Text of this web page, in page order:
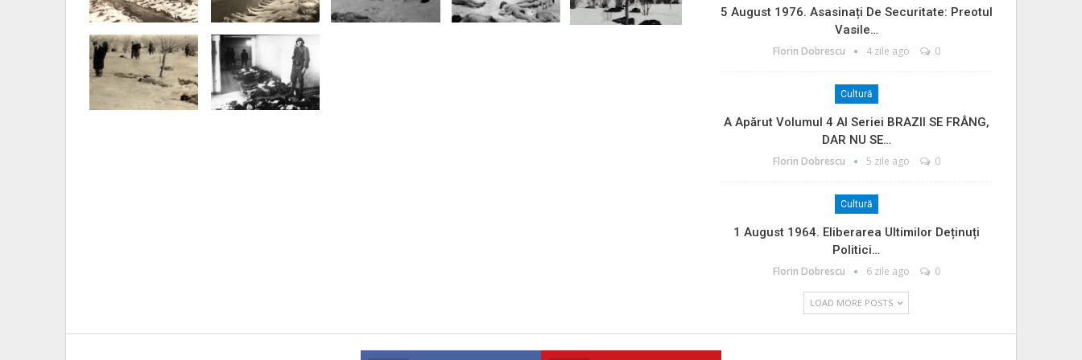
5 August 1976. Asasinați De Securitate: Preotul
Vasile…
Florin Dobrescu 4 zile ago 0
Cultură
A Apărut Volumul 4 Al Seriei BRAZII SE FRÂNG,
DAR NU SE…
Florin Dobrescu 5 zile ago 0
Cultură
1 August 1964. Eliberarea Ultimilor Deținuți
Politici…
Florin Dobrescu 6 zile ago 0
LOAD MORE POSTS